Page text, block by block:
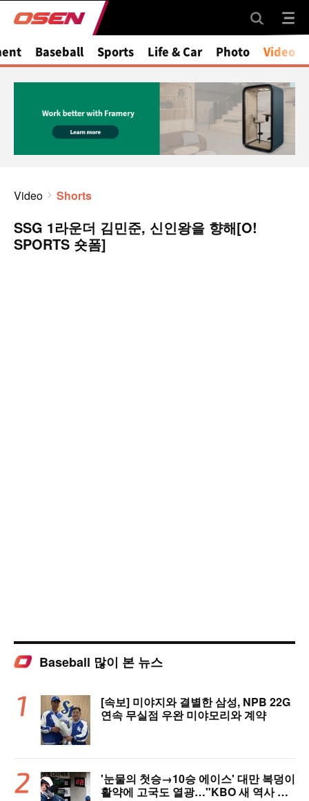
Baseball Sports Life & Car Photo Video
Video Shorts
SSG 1라운더 김민준, 신인왕을 향해[O!
SPORTS 숏폼]
Baseball 많이 본 뉴스
[속보] 미야지와 결별한 삼성, NPB 22G
연속 무실점 우완 미야모리와 계약
'눈물의 첫승→10승 에이스' 대만 복덩이
활약에 고국도 열광…"KBO 새 역사 썼